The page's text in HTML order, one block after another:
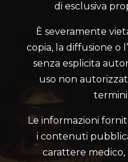
di esclusiva
È severamente
copia, la diffusione o
senza esplicita
uso non
Le informazioni
i contenuti
carattere medico,